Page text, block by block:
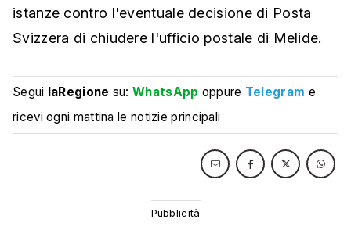
istanze contro l'eventuale decisione di Posta
Svizzera di chiudere l'ufficio postale di Melide.
Segui laRegione su:WhatsApp oppure Telegram e
ricevi ogni mattina le notizie principali